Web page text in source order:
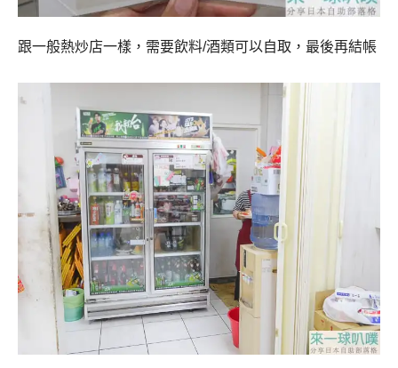
跟一般熱炒店一樣，需要飲料/酒類可以自取，最後再結帳